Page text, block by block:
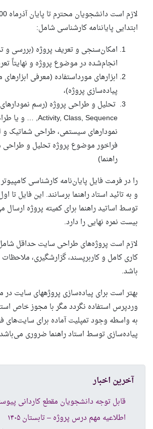
ابتدایی پایان­نامه کارشناسی شامل:
امکان‌­سنجی و تعریف پروژه (بررسی و
انجام‌شده در موضوع پروژه و نهایتاً
ابزارهای مورداستفاده (معرفی ابزارهای
پیاده‌­سازی پروژه)،
تحلیل و طراحی پروژه (رسم نمودارهای
Activity, Class, Sequence, …
و یا
نمودارهای سیستمی، طراحی شماتیک
فراخور موضوع پروژه تحلیل و طراحی
راهنما)
را در فرمت فایل پایان‌نامه کارشناسی
توسط اساتید راهنما برای کمیته پروژه ارسال
بیست نمره نهایی را دارد.
لازم است پروژه­‌های طراحی سایت حداقل
کاری کامل و کاربرپسند، گزارش­گیری، ملاحظات
باشد.
بهتر است برای پیاده‌­سازی پروژه­های سایت در
وردپرس استفاده نگردد مگر با مجوز خاص
به واسطه وجود تمپلیت آماده برای سایت‌­های
پیاده­‌سازی توسط استاد راهنما ضروری می‌­باشد
آخرین اخبار
اطلاعیه مهم درس پروژه – تابستان ۱۴۰۵